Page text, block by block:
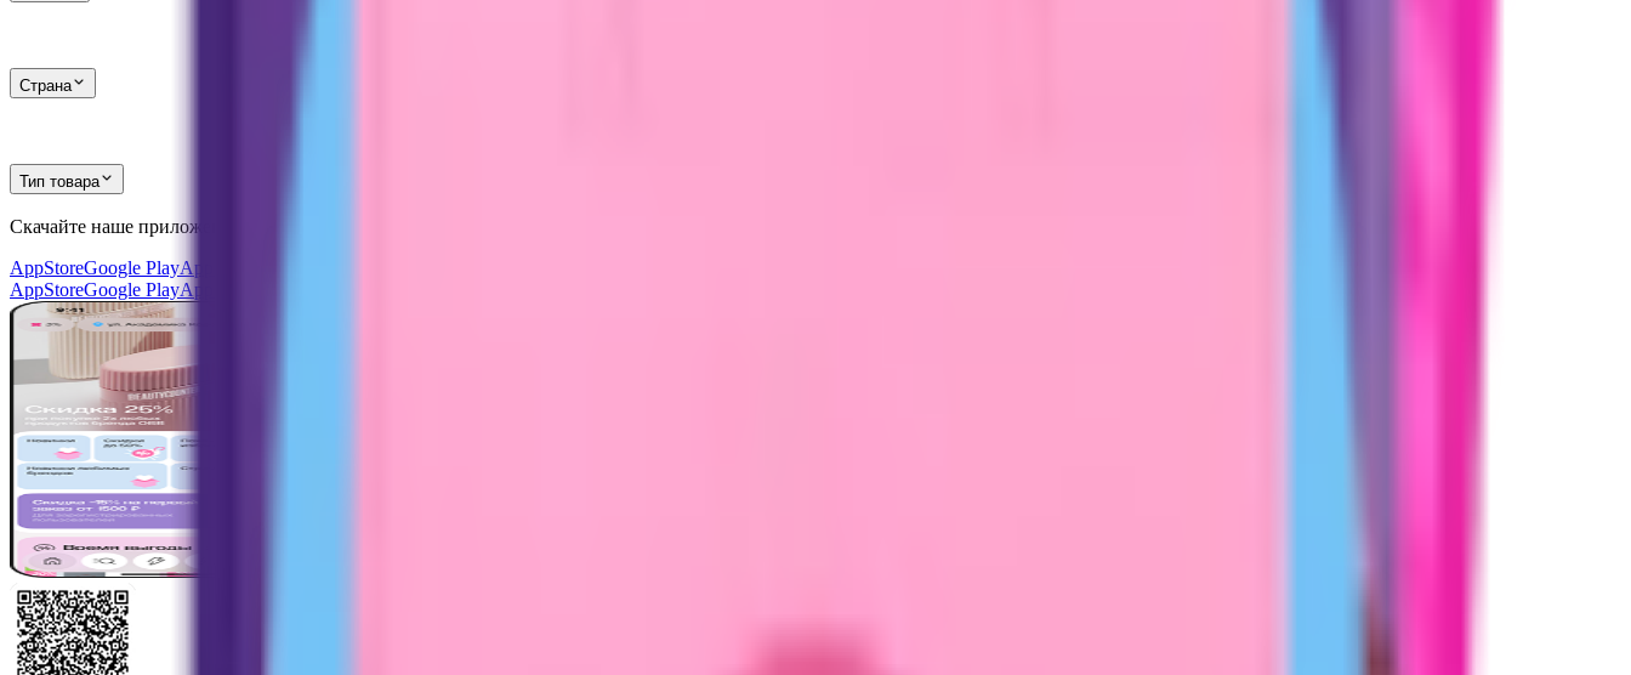
Страна
Тип товара
Скачайте наше приложение
AppStoreGoogle PlayAppGallery
AppStoreGoogle PlayAppGallery